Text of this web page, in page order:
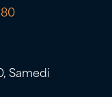
Samedi